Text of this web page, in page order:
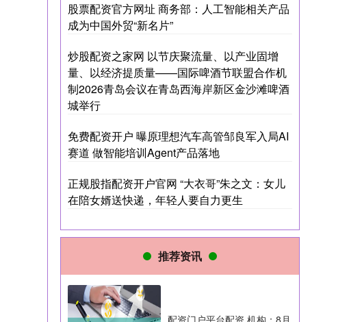
股票配资官方网址 商务部：人工智能相关产品
成为中国外贸“新名片”
炒股配资之家网 以节庆聚流量、以产业固增
量、以经济提质量——国际啤酒节联盟合作机
制2026青岛会议在青岛西海岸新区金沙滩啤酒
城举行
免费配资开户 曝原理想汽车高管邹良军入局AI
赛道 做智能培训Agent产品落地
正规股指配资开户官网 “大衣哥”朱之文：女儿
在陪女婿送快递，年轻人要自力更生
推荐资讯
配资门户平台配资 机构：8月